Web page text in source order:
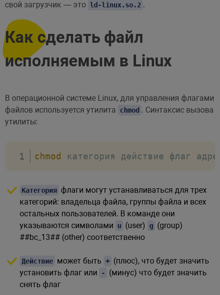
свой загрузчик — это ld-linux.so.2 .
Как сделать файл
исполняемым в Linux
В операционной системе Linux, для управления флагами
файлов используется утилита
chmod . Синтаксис вызова
утилиты:
chmod категория действие флаг
Категория флаги могут устанавливаться для трех
категорий: владельца файла, группы файла и всех
остальных пользователей. В команде они
указываются символами
u (user) g (group)
##bc_13##(other) соответственно
Действие может быть + (плюс), что будет значить
установить флаг или
-
(минус) что будет значить
снять флаг